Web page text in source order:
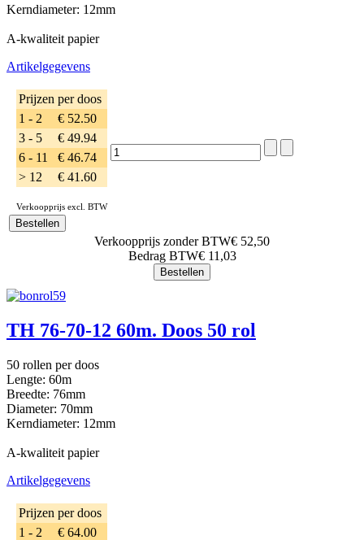
Kerndiameter: 12mm
A-kwaliteit papier
Artikelgegevens
Prijzen per doos
1 - 2
€ 52.50
3 - 5
€ 49.94
6 - 11
€ 46.74
> 12
€ 41.60
Verkoopprijs excl. BTW
Verkoopprijs zonder BTW€ 52,50
Bedrag BTW€ 11,03
TH 76-70-12 60m. Doos 50 rol
50 rollen per doos
Lengte: 60m
Breedte: 76mm
Diameter: 70mm
Kerndiameter: 12mm
A-kwaliteit papier
Artikelgegevens
Prijzen per doos
1 - 2
€ 64.00